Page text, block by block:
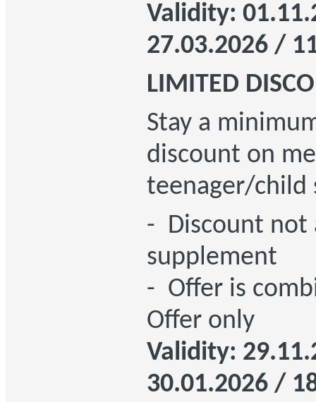
Validity:
27.03.2026 /
LIMITED
Stay a
discount on
teenager/child
- Discount not
supplement
- Offer is
Offer only
Validity:
30.01.2026 /